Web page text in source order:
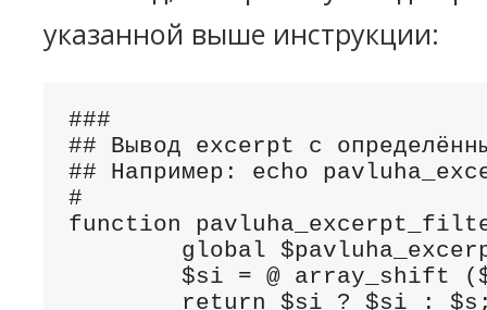
указанной выше инструкции:
###
## Вывод excerpt с
## Например: echo
#
function